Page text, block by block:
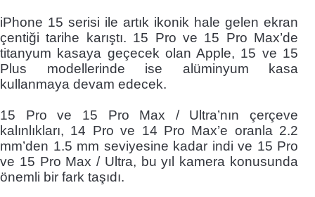
iPhone 15 serisi ile artık ikonik hale gelen ekran
çentiği tarihe karıştı. 15 Pro ve 15 Pro Max’de
titanyum kasaya geçecek olan Apple, 15 ve 15
Plus modellerinde ise alüminyum kasa
kullanmaya devam edecek.
15 Pro ve 15 Pro Max / Ultra’nın çerçeve
kalınlıkları, 14 Pro ve 14 Pro Max’e oranla 2.2
mm’den 1.5 mm seviyesine kadar indi ve 15 Pro
ve 15 Pro Max / Ultra, bu yıl kamera konusunda
önemli bir fark taşıdı.